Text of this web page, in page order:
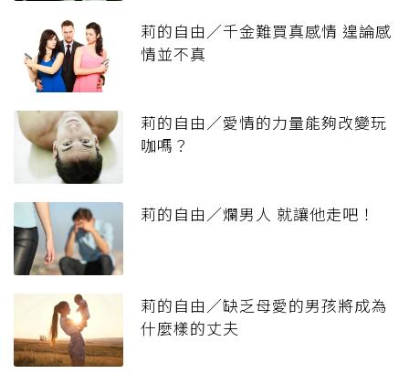
莉的自由／千金難買真感情 遑論感
情並不真
莉的自由／愛情的力量能夠改變玩
咖嗎？
莉的自由／爛男人 就讓他走吧！
莉的自由／缺乏母愛的男孩將成為
什麼樣的丈夫